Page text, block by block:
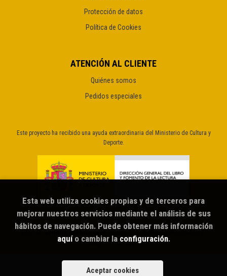
Protección de datos
Política de Cookies
ATENCIÓN AL CLIENTE
Quiénes somos
Pedidos especiales
Este proyecto ha recibido una ayuda extraordinaria del Ministerio de Cultura y
Deporte.
Sputnik librería café
Grupo Trevenque
Esta web utiliza cookies propias y de terceros para
mejorar nuestros servicios mediante el análisis de sus
hábitos de navegación. Puede obtener más información
aquío cambiar la configuración.
Aceptar cookies